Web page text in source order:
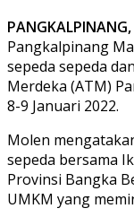
Pangkalpinang
sepeda sepeda
Merdeka (ATM)
8-9 Januari 2022.
Molen
sepeda bersama
Provinsi Bangka
UMKM yang